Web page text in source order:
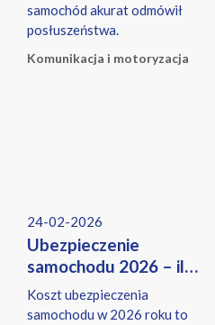
samochód akurat odmówił
posłuszeństwa.
Komunikacja i motoryzacja
24-02-2026
Ubezpieczenie
samochodu 2026 – ile
kosztuje OC i AC?
Koszt ubezpieczenia
samochodu w 2026 roku to